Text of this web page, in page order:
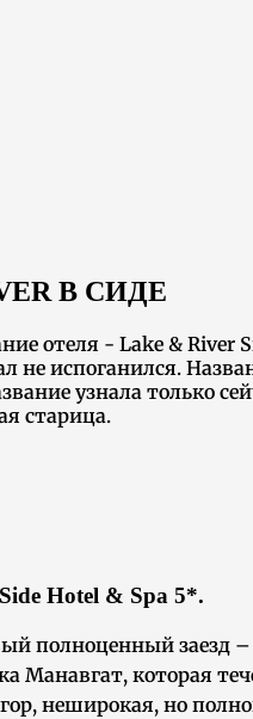
В СИДЕ
отеля - Lake & River
не испоганился.
узнала только
старица.
Hotel & Spa 5*.
полноценный заезд
которая
неширокая, но